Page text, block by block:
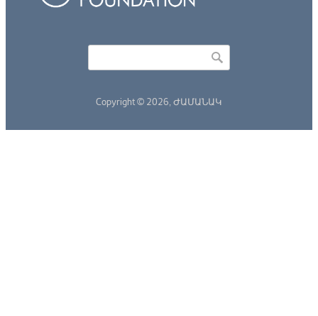
Copyright © 2026, ԺԱՄԱՆԱԿ